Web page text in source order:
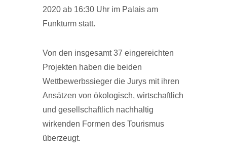
2020 ab 16:30 Uhr im Palais am
Funkturm statt.
Von den insgesamt 37 eingereichten
Projekten haben die beiden
Wettbewerbssieger die Jurys mit ihren
Ansätzen von ökologisch, wirtschaftlich
und gesellschaftlich nachhaltig
wirkenden Formen des Tourismus
überzeugt.